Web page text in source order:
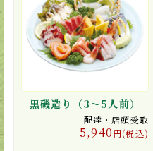
黒磯造り（3〜5人前）
配達・店頭受取
5,940円(税込)